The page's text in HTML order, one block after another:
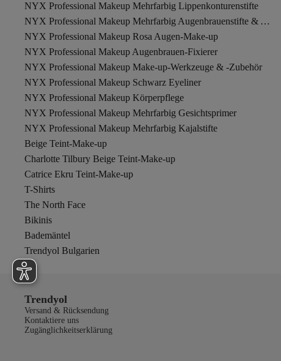
NYX Professional Makeup Mehrfarbig Lippenkonturenstifte
NYX Professional Makeup Mehrfarbig Augenbrauenstifte & Augenbrauenpuder
NYX Professional Makeup Rosa Augen-Make-up
NYX Professional Makeup Augenbrauen-Fixierer
NYX Professional Makeup Make-up-Werkzeuge & -Zubehör
NYX Professional Makeup Schwarz Eyeliner
NYX Professional Makeup Körperpflege
NYX Professional Makeup Mehrfarbig Gesichtsprimer
NYX Professional Makeup Mehrfarbig Kajalstifte
Beige Teint-Make-up
Charlotte Tilbury Beige Teint-Make-up
Catrice Ekru Teint-Make-up
T-Shirts
The North Face
Bikinis
Bademäntel
Trendyol Bulgarien
Trendyol
Versand & Rücksendung
Kontaktiere uns
Zugänglichkeitserklärung